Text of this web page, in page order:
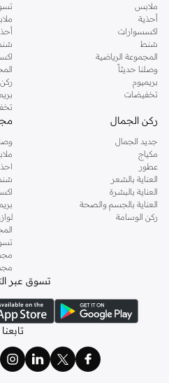
لماذا تتسوق معنا؟
دفع مريح:
اختر من بين خيارات الدفع
دفع مرن:
قسم مشترياتك إلى أقساط بدون
إرجاع خالٍ من المتاعب:
سياسة إرجاع لمدة 14 يومًا لراحة
توصيل سريع:
احصل على طلبك عند الحاجة
تسوق مجموعتنا من الأوشحة والقفازات
ملابس
أحذية
اكسسوارات
شنط
المجموعة الرياضية
وصلنا حديثاً
بريميوم
تخفيضات
ركن الجمال
جديد الجمال
مكياج
عطور
العناية بالشعر
العناية بالبشرة
العناية بالجسم والصحة
ركن الوسامة
تسوق عبر
تابعنا